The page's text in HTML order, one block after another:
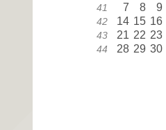
41 7 8 9
42 14 15 16
43 21 22 23
44 28 29 30